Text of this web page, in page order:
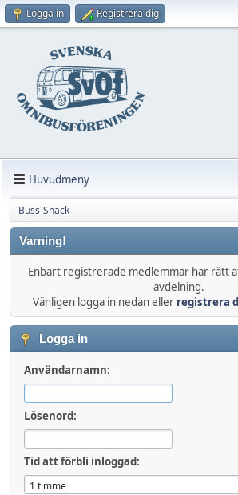
Logga in Registrera dig
Huvudmeny
Buss-Snack
Varning!
Enbart registrerade medlemmar har rätt
avdelning.
Vänligen logga in nedan eller registrera
Logga in
Användarnamn:
Lösenord:
Tid att förbli inloggad: